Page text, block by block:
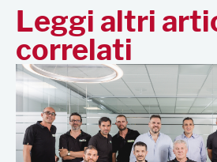
Leggi altri
correlati